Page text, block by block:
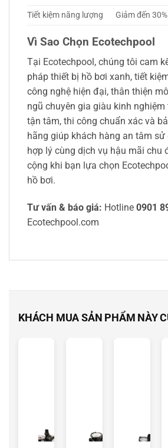
Tiết kiệm năng lượng
Giảm đến
Vì Sao Chọn Ecotechpool
Tại Ecotechpool, chúng tôi cam
pháp thiết bị hồ bơi xanh, tiết
công nghệ hiện đại, thân thiện
ngũ chuyên gia giàu kinh
tận tâm, thi công chuẩn xác và
hãng giúp khách hàng an tâm sử
hợp lý cùng dịch vụ hậu mãi chu
cộng khi bạn lựa chọn
hồ bơi.
Tư vấn & báo giá: Hotline 0901
Ecotechpool.com
KHÁCH MUA SẢN PHẨM NÀY